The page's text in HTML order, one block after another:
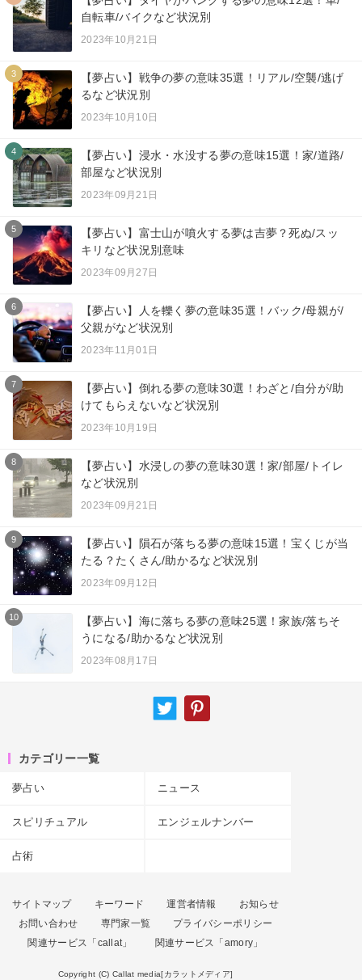
自転車/バイクなど状況別
2023年10月21日
3
【夢占い】戦争の夢の意味35選！リアル/空襲/逃げ
るなど状況別
2023年10月10日
4
【夢占い】浸水・水没する夢の意味15選！家/道路/
部屋など状況別
2023年09月21日
5
【夢占い】富士山が噴火する夢は吉夢？死ぬ/スッ
キリなど状況別意味
2023年09月27日
6
【夢占い】人を轢く夢の意味35選！バック/母親が/
父親がなど状況別
2023年11月01日
7
【夢占い】倒れる夢の意味30選！わざと/自分が/助
けてもらえないなど状況別
2023年10月19日
8
【夢占い】水浸しの夢の意味30選！家/部屋/トイレ
など状況別
2023年09月21日
9
【夢占い】隕石が落ちる夢の意味15選！宝くじが当
たる？たくさん/助かるなど状況別
2023年09月12日
10
【夢占い】海に落ちる夢の意味25選！家族/落ちそ
うになる/助かるなど状況別
2023年08月17日
カテゴリー一覧
夢占い ニュース
スピリチュアル エンジェルナンバー
占術
サイトマップ キーワード 運営者情報
お知らせ
お問い合わせ
専門家一覧
プライバシーポリシー
関連サービス「callat」
関連サービス「amory」
Copyright (C) Callat media[カラットメディア]